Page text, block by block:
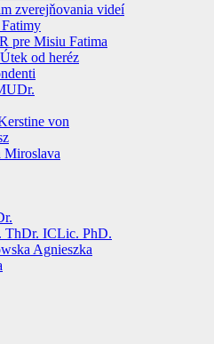
zverejňovania videí
pre Misiu Fatima
od heréz
von
Miroslava
ThDr. ICLic. PhD.
Agnieszka